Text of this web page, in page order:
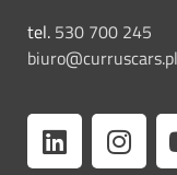
tel. 530 700 245
biuro@curruscars.pl